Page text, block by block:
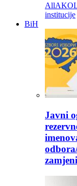
All
institucije
BiH
Javni